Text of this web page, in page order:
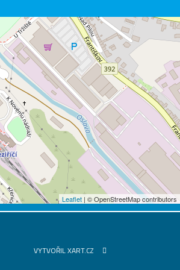
Leaflet | © OpenStreetMap contributors
VYTVOŘIL XART.CZ